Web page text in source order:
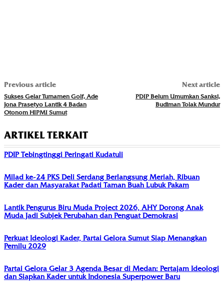
Previous article
Sukses Gelar Turnamen Golf, Ade
Jona Prasetyo Lantik 4 Badan
Otonom HIPMI Sumut
Next article
PDIP Belum Umumkan Sanksi,
Budiman Tolak Mundur
ARTIKEL TERKAIT
PDIP Tebingtinggi Peringati Kudatuli
Milad ke-24 PKS Deli Serdang Berlangsung Meriah, Ribuan
Kader dan Masyarakat Padati Taman Buah Lubuk Pakam
Lantik Pengurus Biru Muda Project 2026, AHY Dorong Anak
Muda Jadi Subjek Perubahan dan Penguat Demokrasi
Perkuat Ideologi Kader, Partai Gelora Sumut Siap Menangkan
Pemilu 2029
Partai Gelora Gelar 3 Agenda Besar di Medan: Pertajam Ideologi
dan Siapkan Kader untuk Indonesia Superpower Baru